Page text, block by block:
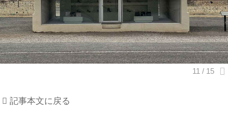
記事本文に戻る